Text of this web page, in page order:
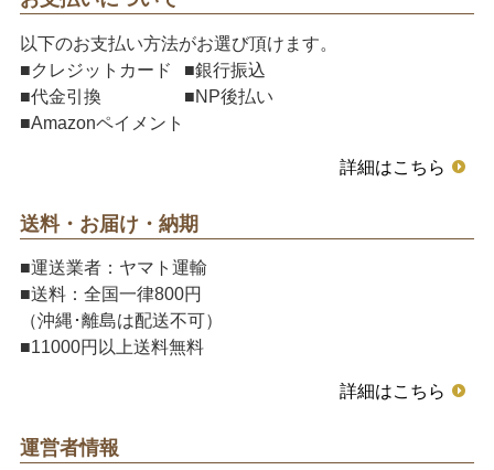
以下のお支払い方法がお選び頂けます。
■クレジットカード
■銀行振込
■代金引換
■NP後払い
■Amazonペイメント
詳細はこちら
送料・お届け・納期
■運送業者：ヤマト運輸
■送料：全国一律800円
（沖縄･離島は配送不可）
■11000円以上送料無料
詳細はこちら
運営者情報